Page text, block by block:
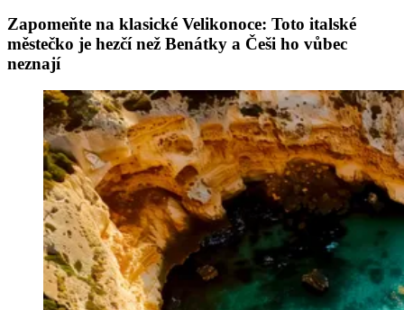
Zapomeňte na klasické Velikonoce: Toto italské
městečko je hezčí než Benátky a Češi ho vůbec
neznají